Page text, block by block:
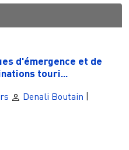
d'émergence et de
touri...
Denali Boutain |